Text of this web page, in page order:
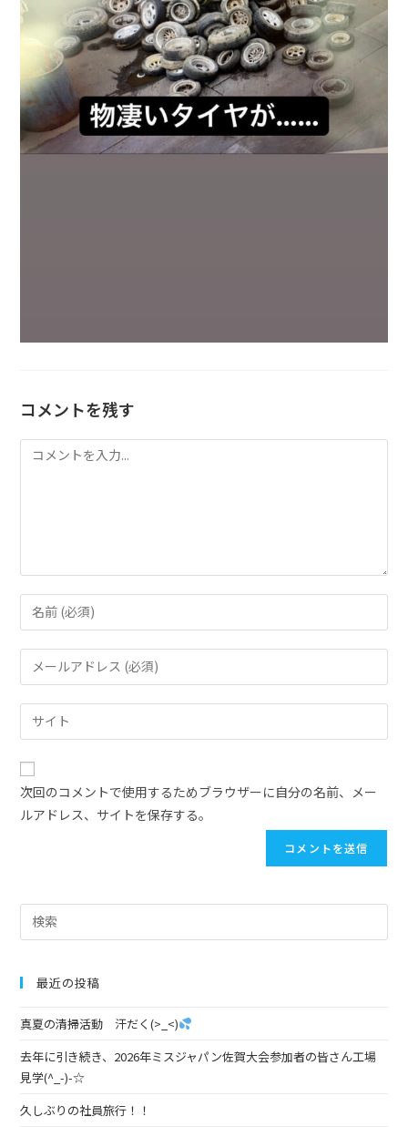
コメントを残す
次回のコメントで使用するためブラウザーに自分の名前、メー
ルアドレス、サイトを保存する。
最近の投稿
真夏の清掃活動 汗だく(>_<)
去年に引き続き、2026年ミスジャパン佐賀大会参加者の皆さん工場
見学(^_-)-☆
久しぶりの社員旅行！！